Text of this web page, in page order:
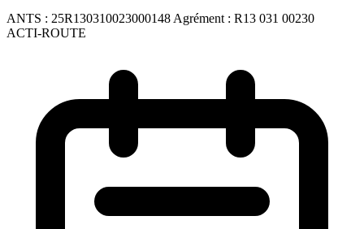
ANTS : 25R130310023000148 Agrément : R13 031 00230
ACTI-ROUTE